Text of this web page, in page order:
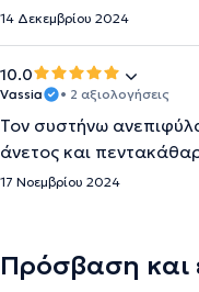
14 Δεκεμβρίου 2024
10.0
Vassia • 2 αξιολογήσεις
Τον συστήνω
άνετος και
17 Νοεμβρίου 2024
Πρόσβαση και